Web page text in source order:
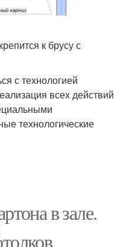
к брусу с
с технологией
всех действий
технологические
в зале.